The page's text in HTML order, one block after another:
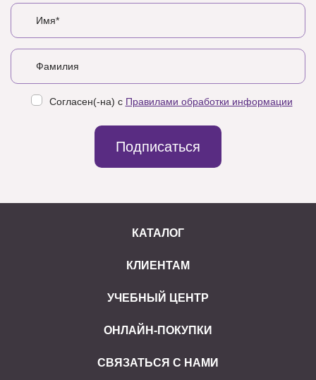
Согласен(-на) с Правилами обработки информации
Подписаться
КАТАЛОГ
КЛИЕНТАМ
УЧЕБНЫЙ ЦЕНТР
ОНЛАЙН-ПОКУПКИ
СВЯЗАТЬСЯ С НАМИ